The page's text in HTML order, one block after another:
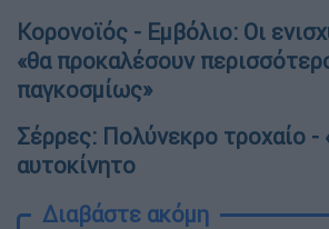
Κορονοϊός - Εμβόλιο: Οι
«θα προκαλέσουν
παγκοσμίως»
Σέρρες: Πολύνεκρο τροχαίο -
αυτοκίνητο
Διαβάστε ακόμη